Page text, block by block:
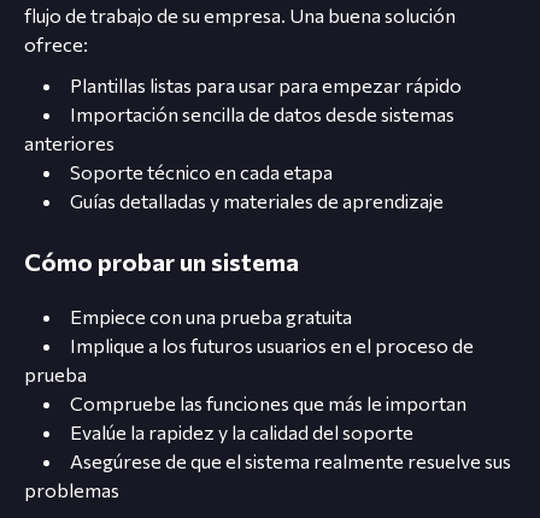
flujo de trabajo de su empresa. Una buena solución
ofrece:
Plantillas listas para usar para empezar rápido
Importación sencilla de datos desde sistemas
anteriores
Soporte técnico en cada etapa
Guías detalladas y materiales de aprendizaje
Cómo probar un sistema
Empiece con una prueba gratuita
Implique a los futuros usuarios en el proceso de
prueba
Compruebe las funciones que más le importan
Evalúe la rapidez y la calidad del soporte
Asegúrese de que el sistema realmente resuelve sus
problemas